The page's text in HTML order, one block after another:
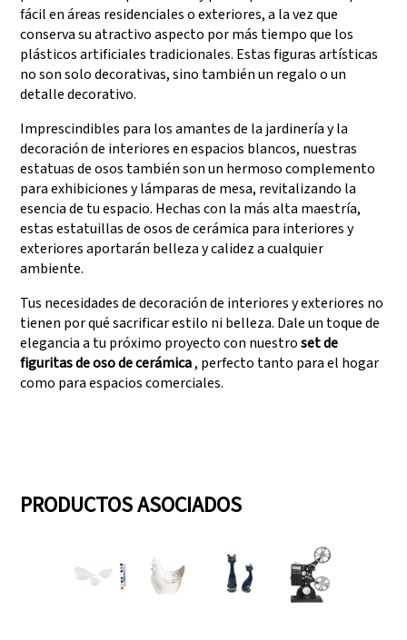
fácil en áreas residenciales o exteriores, a la vez que
conserva su atractivo aspecto por más tiempo que los
plásticos artificiales tradicionales. Estas figuras artísticas
no son solo decorativas, sino también un regalo o un
detalle decorativo.
Imprescindibles para los amantes de la jardinería y la
decoración de interiores en espacios blancos, nuestras
estatuas de osos también son un hermoso complemento
para exhibiciones y lámparas de mesa, revitalizando la
esencia de tu espacio. Hechas con la más alta maestría,
estas estatuillas de osos de cerámica para interiores y
exteriores aportarán belleza y calidez a cualquier
ambiente.
Tus necesidades de decoración de interiores y exteriores no
tienen por qué sacrificar estilo ni belleza. Dale un toque de
elegancia a tu próximo proyecto con nuestroset de
figuritas de oso de cerámica, perfecto tanto para el hogar
como para espacios comerciales.
PRODUCTOS ASOCIADOS